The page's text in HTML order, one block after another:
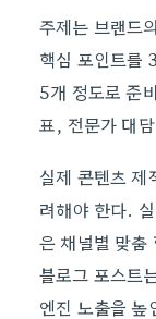
주제는 브랜드
핵심 포인트를
5개 정도로 준
표, 전문가 대
실제 콘텐츠 제
려해야 한다.
은 채널별 맞춤
블로그 포스트
엔진 노출을 높